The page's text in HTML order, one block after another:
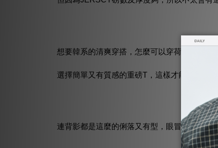
想要韓系的清爽穿搭，怎麼可以穿荷葉邊的T
選擇簡單又有質感的重磅T，這樣才能當歐巴呀
連背影都是這麼的俐落又有型，眼冒愛心